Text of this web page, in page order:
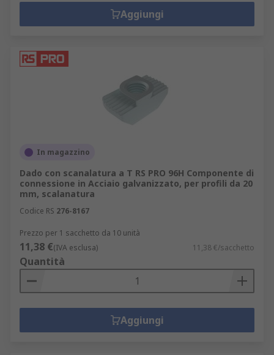
Aggiungi
In magazzino
Dado con scanalatura a T RS PRO 96H Componente di
connessione in Acciaio galvanizzato, per profili da 20
mm, scalanatura
Codice RS 276-8167
Prezzo per 1 sacchetto da 10 unità
11,38 €(IVA esclusa) 11,38 €/sacchetto
Quantità
Aggiungi